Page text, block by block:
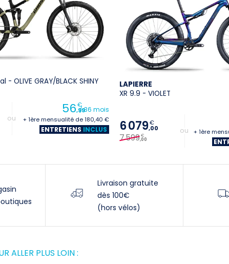
- OLIVE GRAY/BLACK SHINY
56,99
€
/ 36 mois
+ 1ère mensualité de 180,40 €
ENTRETIENS INCLUS
LAPIERRE
XR 9.9 - VIOLET
6 079,00
€
7 599,00
€ + 1ère
Livraison gratuite
dès 100€
(hors vélos)
ALLER PLUS LOIN :